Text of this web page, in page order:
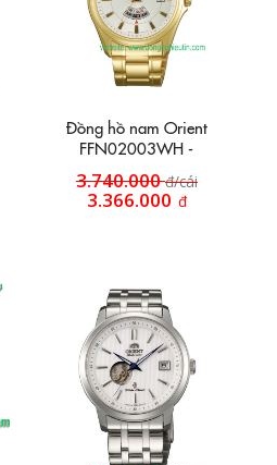
Đồng hồ nam Orient
FFN02003WH -
Automatic 2 lịch
3.740.000đ/cái
3.366.000 đ